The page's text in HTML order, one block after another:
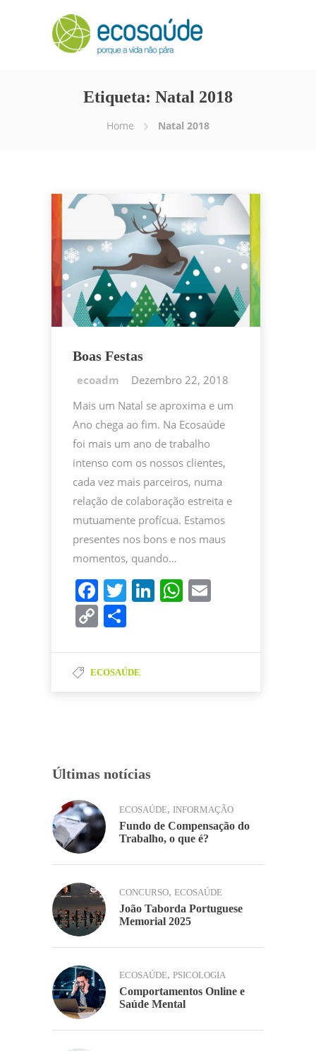
Etiqueta: Natal 2018
Home Natal 2018
Boas Festas
Dezembro 22, 2018
Mais um Natal se aproxima e um
Ano chega ao fim. Na Ecosaúde
foi mais um ano de trabalho
intenso com os nossos clientes,
cada vez mais parceiros, numa
relação de colaboração estreita e
mutuamente profícua. Estamos
presentes nos bons e nos maus
momentos, quando…
F
a
c
b
T Li W
C
p
y
til
h
ECOSAÚDE
Últimas notícias
ECOSAÚDE, INFORMAÇÃO
Fundo de Compensação do
Trabalho, o que é?
CONCURSO, ECOSAÚDE
João Taborda Portuguese
Memorial 2025
ECOSAÚDE, PSICOLOGIA
Comportamentos Online e
Saúde Mental